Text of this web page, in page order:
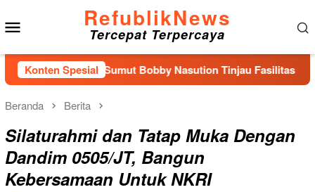
ke
konten
RefublikNews
Tercepat Terpercaya
Konten Spesial
Sumut Bobby Nasution Tinjau Fasilitas Kesehatan
Beranda Berita
Silaturahmi dan Tatap Muka Dengan
Dandim 0505/JT, Bangun
Kebersamaan Untuk NKRI